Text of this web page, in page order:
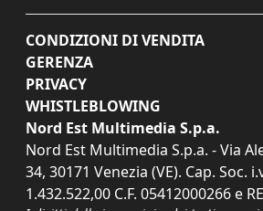
CONDIZIONI DI VENDITA
GERENZA
PRIVACY
WHISTLEBLOWING
Nord Est Multimedia S.p.a.
Nord Est Multimedia S.p.a. - Via
34, 30171 Venezia (VE). Cap. Soc.
1.432.522,00 C.F. 05412000266 e